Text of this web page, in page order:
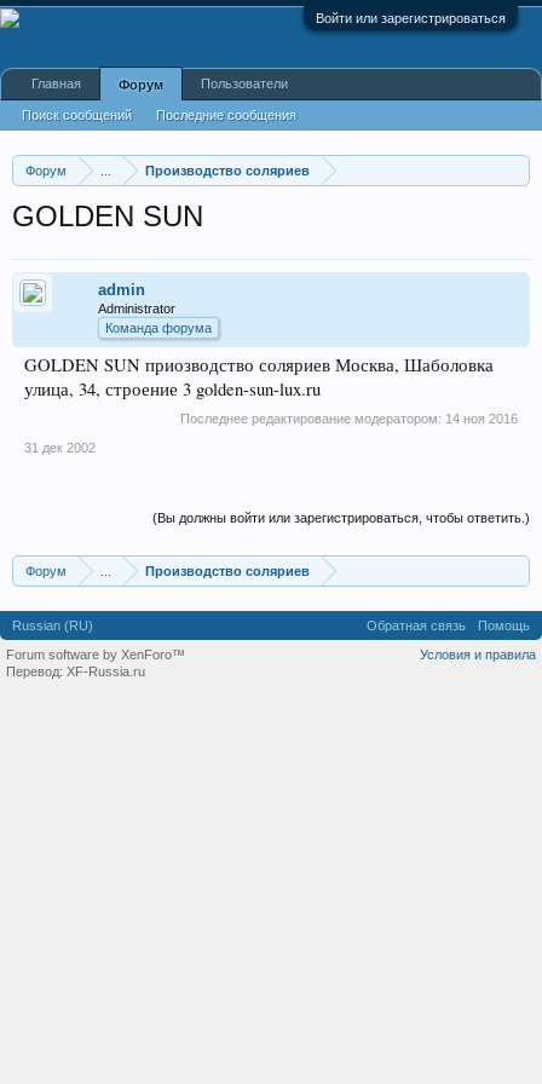
Войти или зарегистрироваться
Форум Производство соляриев
GOLDEN SUN
admin
Administrator
Команда форума
GOLDEN SUN приозводство соляриев Москва, Шаболовка
улица, 34, строение 3 golden-sun-lux.ru
Последнее редактирование модератором: 14 ноя 2016
31 дек 2002
(Вы должны войти или зарегистрироваться, чтобы ответить.)
Форум Производство соляриев
Главная Форум
Поиск сообщений Последние сообщения
Пользователи
Russian (RU) Обратная связь
Помощь
Условия и правила
Forum software by XenForo™
Перевод: XF-Russia.ru